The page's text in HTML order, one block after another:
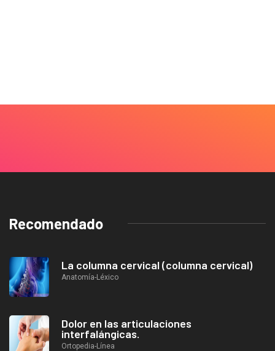
Recomendado
La columna cervical (columna cervical)
Anatomía-Léxico
Dolor en las articulaciones
interfalángicas.
Ortopedia-Línea